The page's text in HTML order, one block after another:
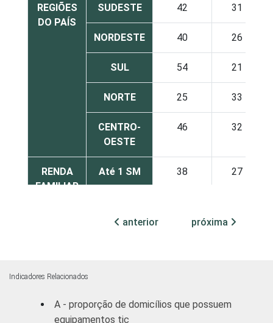
REGIÕES
DO PAÍS
SUDESTE 42 31
NORDESTE 40 26
SUL 54 21
NORTE 25 33
CENTRO-
OESTE
46 32
RENDA
FAMILIAR
Até 1 SM 38 27
SM
SM
anterior próxima
Indicadores Relacionados
A - proporção de domicílios que possuem
equipamentos tic